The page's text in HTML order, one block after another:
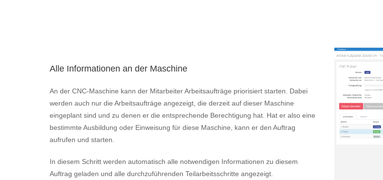
Alle Informationen an der Maschine
An der CNC-Maschine kann der Mitarbeiter Arbeitsaufträge priorisiert starten. Dabei
werden auch nur die Arbeitsaufträge angezeigt, die derzeit auf dieser Maschine
eingeplant sind und zu denen er die entsprechende Berechtigung hat. Hat er also eine
bestimmte Ausbildung oder Einweisung für diese Maschine, kann er den Auftrag
aufrufen und starten.
In diesem Schritt werden automatisch alle notwendigen Informationen zu diesem
Auftrag geladen und alle durchzuführenden Teilarbeitsschritte angezeigt.